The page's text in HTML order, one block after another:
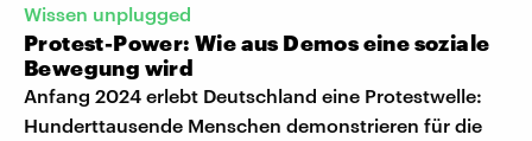
Wissen unplugged
Protest-Power: Wie aus Demos eine soziale
Bewegung wird
Anfang 2024 erlebt Deutschland eine Protestwelle:
Hunderttausende Menschen demonstrieren für die